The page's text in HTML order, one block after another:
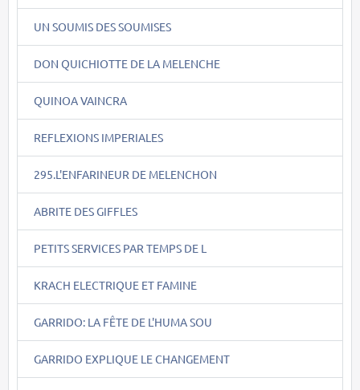
UN SOUMIS DES SOUMISES
DON QUICHIOTTE DE LA MELENCHE
QUINOA VAINCRA
REFLEXIONS IMPERIALES
295.L'ENFARINEUR DE MELENCHON
ABRITE DES GIFFLES
PETITS SERVICES PAR TEMPS DE L
KRACH ELECTRIQUE ET FAMINE
GARRIDO: LA FÊTE DE L'HUMA SOU
GARRIDO EXPLIQUE LE CHANGEMENT